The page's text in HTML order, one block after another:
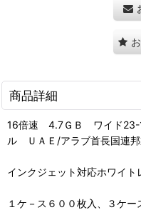
商品詳細
16倍速 4.7ＧＢ ワイド23-
ル ＵＡＥ/アラブ首長国連
インクジェット対応ホワイト
１ケ－ス６００枚入、３ケー